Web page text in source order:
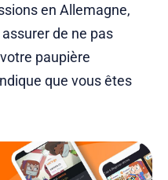
en Allemagne,
de ne pas
paupière
que vous êtes